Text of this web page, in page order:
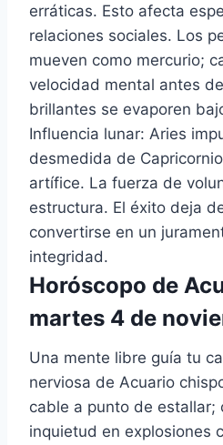
erráticas. Esto afecta
relaciones sociales. Los
mueven como mercurio;
velocidad mental antes
brillantes se evaporen
Influencia lunar: Aries
desmedida de
artífice. La fuerza de
estructura. El éxito deja
convertirse en un
integridad.
Horóscopo de
martes 4 de
Una mente libre guía tu
nerviosa de Acuario
cable a punto de estallar;
inquietud en explosiones